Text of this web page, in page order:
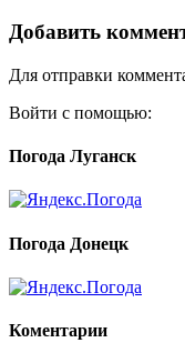
Добавить
Для отправки
Войти с помощью:
Погода Луганск
Погода Донецк
Коментарии